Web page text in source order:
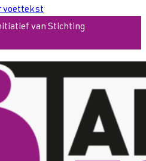
voettekst
van Stichting